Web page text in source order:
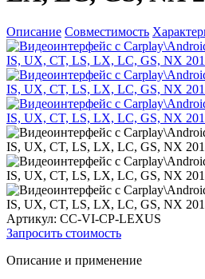
Описание Совместимость
Артикул: CC-VI-CP-LEXUS
Запросить стоимость
Описание и применение